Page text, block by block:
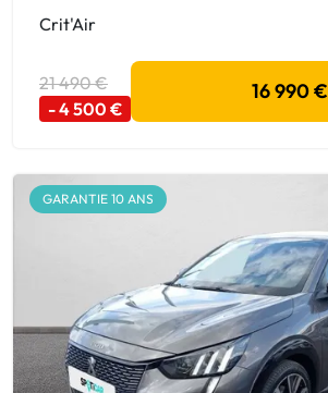
Crit'Air
21 490 €
- 4 500 €
16 990 €
GARANTIE 10 ANS